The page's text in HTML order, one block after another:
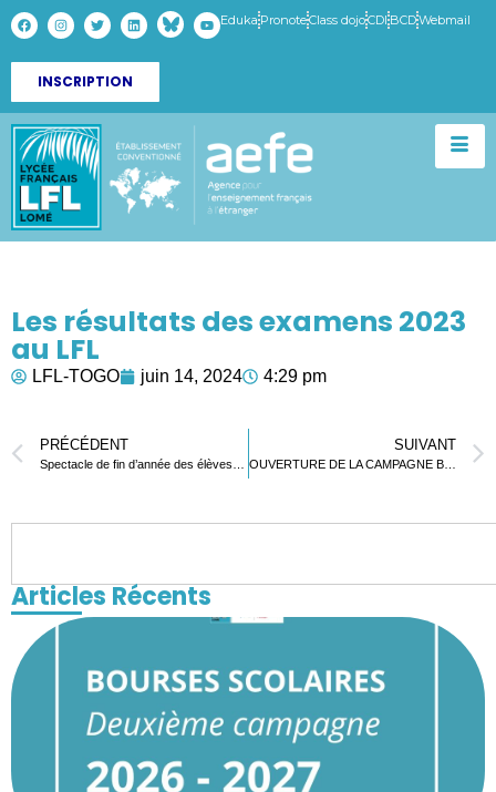
Eduka PronoteClass dojoCDI BCDWebmail
INSCRIPTION
Les résultats des examens 2023
au LFL
LFL-TOGO juin 14, 2024 4:29 pm
PRÉCÉDENT SUIVANT
OUVERTURE DE LA CAMPAGNE BOURSIERE 2024/2025
Articles Récents